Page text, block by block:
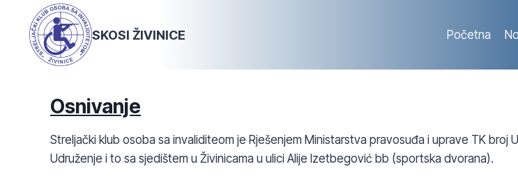
content
SKOSI ŽIVINICE Početna
Osnivanje
Streljački klub osoba sa invaliditeom je Rješenjem Ministarstva pravosuđa i uprave TK
Udruženje i to sa sjedištem u Živinicama u ulici Alije Izetbegović bb (sportska dvorana).